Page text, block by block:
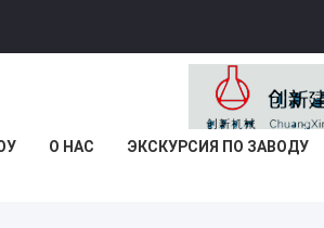
О НАС ЭКСКУРСИЯ ПО ЗАВОДУ